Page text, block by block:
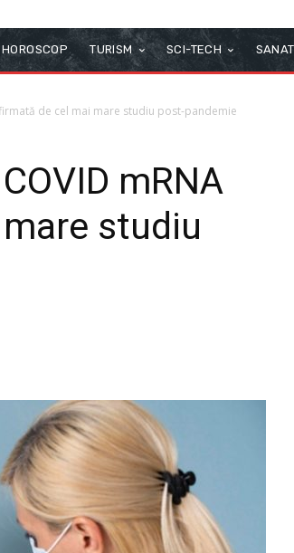
HOROSCOP TURISM SCI-TECH
de cel mai mare studiu post-pandemie
mRNA
studiu